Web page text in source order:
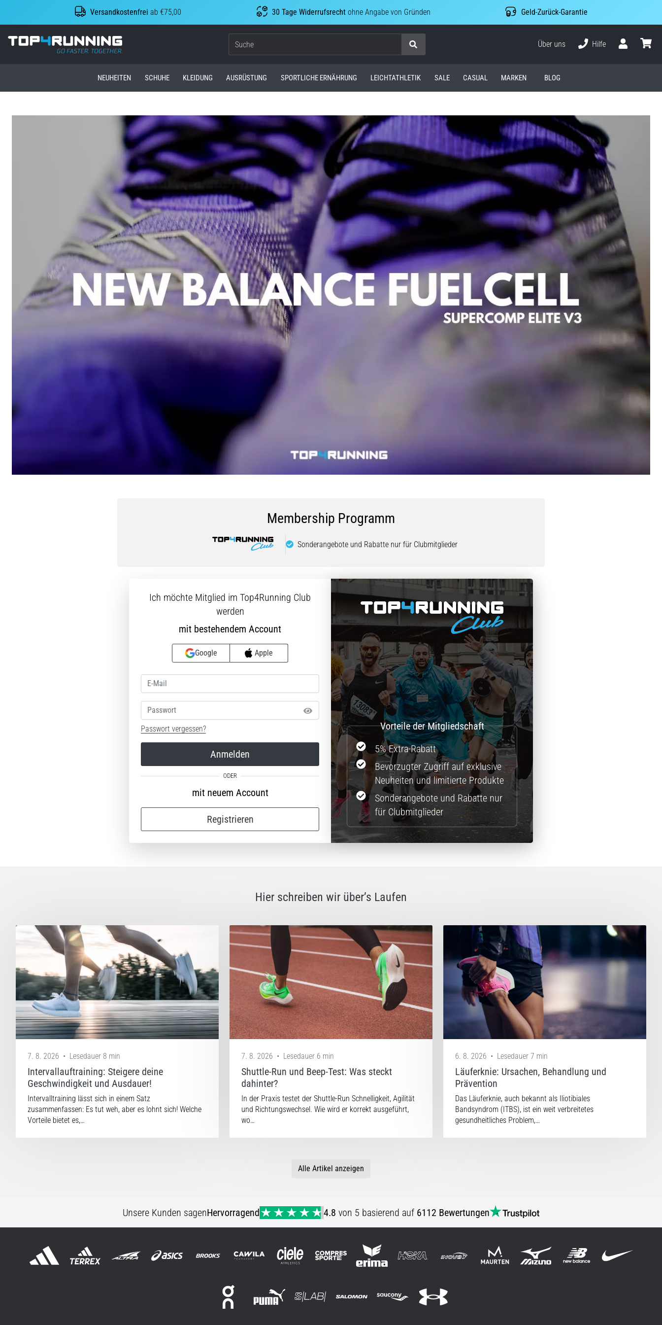
Versandkostenfrei ab €75,00 30 Tage Widerrufsrechtohne Angabe von Gründen Geld-Zurück-Garantie
Top4Running.at
Suche
Über uns
Hilfe
NEUHEITEN SCHUHE KLEIDUNG AUSRÜSTUNG SPORTLICHE ERNÄHRUNG LEICHTATHLETIK SALE CASUAL MARKEN BLOG
Membership Programm
Sonderangebote und Rabatte nur für Clubmitglieder
Ich möchte Mitglied im Top4Running Club
werden
mit bestehendem Account
Google Apple
Passwort
Passwort vergessen?
Anmelden
mit neuem Account
Registrieren
5% Extra-Rabatt
Bevorzugter Zugriff auf exklusive
Neuheiten und limitierte Produkte
Sonderangebote und Rabatte nur
für Clubmitglieder
Hier schreiben wir über’s Laufen
7. 8. 2026 • Lesedauer 8 min
Intervallauftraining: Steigere deine
Geschwindigkeit und Ausdauer!
Intervalltraining lässt sich in einem Satz
zusammenfassen: Es tut weh, aber es lohnt sich! Welche
Vorteile bietet es,…
7. 8. 2026 • Lesedauer 6 min
Shuttle-Run und Beep-Test: Was steckt
dahinter?
In der Praxis testet der Shuttle-Run Schnelligkeit, Agilität
und Richtungswechsel. Wie wird er korrekt ausgeführt,
wo…
6. 8. 2026 • Lesedauer 7 min
Läuferknie: Ursachen, Behandlung und
Prävention
Das Läuferknie, auch bekannt als Iliotibiales
Bandsyndrom (ITBS), ist ein weit verbreitetes
gesundheitliches Problem,…
Alle Artikel anzeigen
Unsere Kunden sagenHervorragend 4.8 von 5 basierend auf 6112 Bewertungen